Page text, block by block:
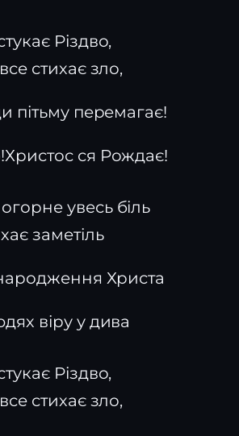
Різдво,
стихає зло,
пітьму перемагає!
ся Рождає!
увесь біль
заметіль
народження Христа
віру у дива
Різдво,
стихає зло,